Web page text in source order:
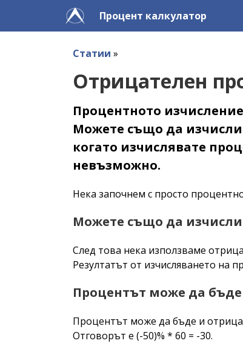
Процент калкулатор
Статии »
Отрицателен
Процентното
Можете също да
когато изчислявате
невъзможно.
Нека започнем с просто
Можете също да
След това нека използваме
Резултатът от изчисляването на
Процентът може да
Процентът може да бъде и
Отговорът е (-50)% * 60 = -30.